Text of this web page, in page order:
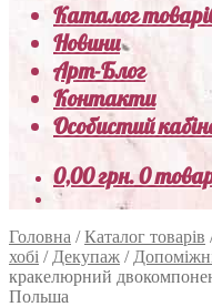
Каталог
Новини
Арт-Блог
Контакти
Особистий
0,00грн.0
Головна /Каталог товарів
хобі / Декупаж /
кракелюрний
Польша